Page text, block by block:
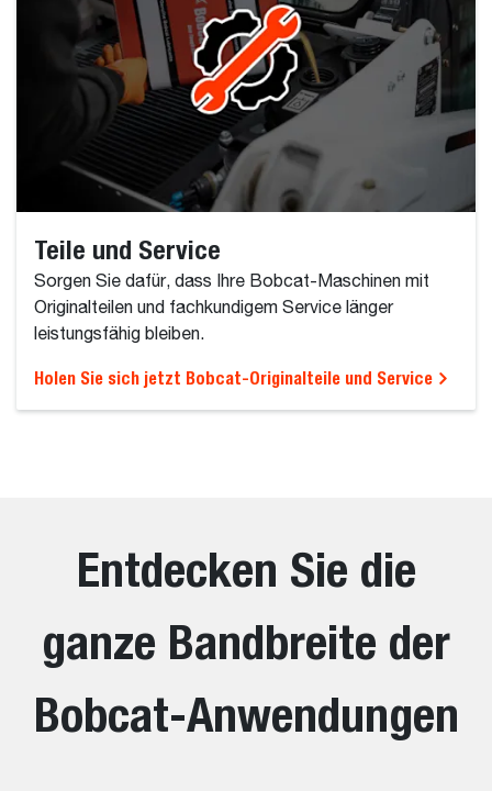
Teile und Service
Sorgen Sie dafür, dass Ihre Bobcat-Maschinen mit
Originalteilen und fachkundigem Service länger
leistungsfähig bleiben.
Holen Sie sich jetzt Bobcat-Originalteile und Service
Entdecken Sie die
ganze Bandbreite der
Bobcat-Anwendungen